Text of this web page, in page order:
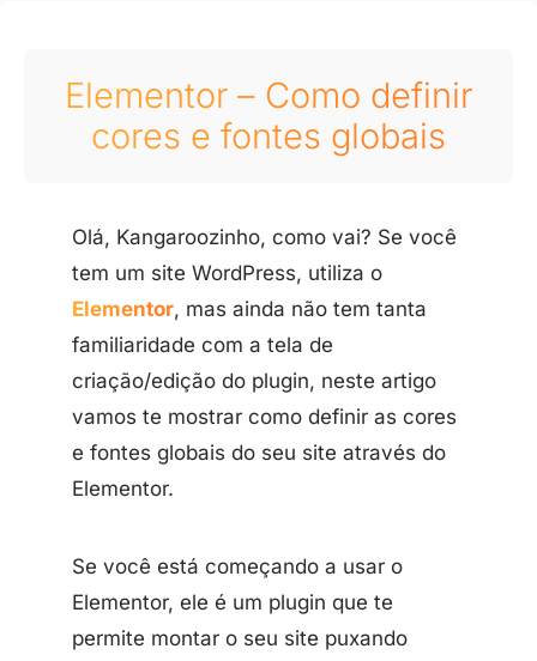
Elementor – Como definir
cores e fontes globais
Olá, Kangaroozinho, como vai? Se você
tem um site WordPress, utiliza o
Elementor, mas ainda não tem tanta
familiaridade com a tela de
criação/edição do plugin, neste artigo
vamos te mostrar como definir as cores
e fontes globais do seu site através do
Elementor.
Se você está começando a usar o
Elementor, ele é um plugin que te
permite montar o seu site puxando